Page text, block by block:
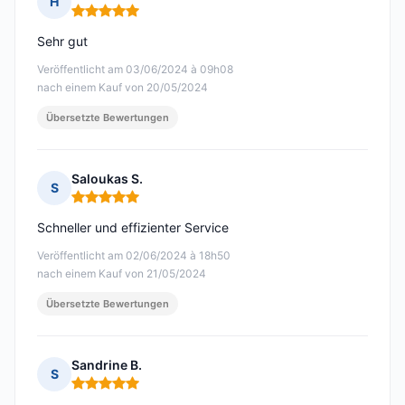
Hinweis: 5 von 5
Veröffentlicht am 03/06/2024 à 09h08
nach einem Kauf von 20/05/2024
Sehr gut
Übersetzte Bewertungen
S
Saloukas S.
Hinweis: 5 von 5
Veröffentlicht am 02/06/2024 à 18h50
nach einem Kauf von 21/05/2024
Schneller und effizienter Service
Übersetzte Bewertungen
S
Sandrine B.
Hinweis: 5 von 5